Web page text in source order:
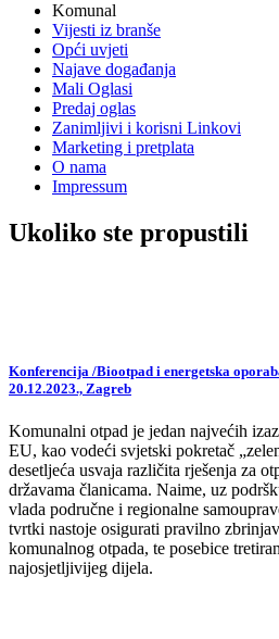
Komunal
Vijesti iz branše
Opći uvjeti
Najave događanja
Mali Oglasi
Predaj oglas
Zanimljivi i korisni Linkovi
Marketing i pretplata
O nama
Impressum
Ukoliko ste propustili
Konferencija /Biootpad i energetska
20.12.2023., Zagreb
Komunalni otpad je jedan najvećih
EU, kao vodeći svjetski pokretač
desetljeća usvaja različita rješenja za
državama članicama. Naime, uz
vlada područne i regionalne
tvrtki nastoje osigurati pravilno
komunalnog otpada, te posebice
najosjetljivijeg dijela.